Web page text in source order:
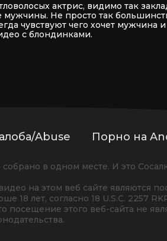
актрис, видимо так
Не просто так
чего хочет мужчина и
с блондинками.
Abuse Порно на
собрано в одном месте. И это
на этом веб сайте являются
лет, согласно 18 U.S.C. 2257
посещение этого веб-сайта не